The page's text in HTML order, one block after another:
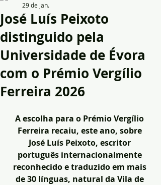
José Luís Peixoto
distinguido pela
Universidade de Évora
com o Prémio Vergílio
Ferreira 2026
29 de jan.
A escolha para o Prémio Vergílio
Ferreira recaiu, este ano, sobre
José Luís Peixoto, escritor
português internacionalmente
reconhecido e traduzido em mais
de 30 línguas, natural da Vila de